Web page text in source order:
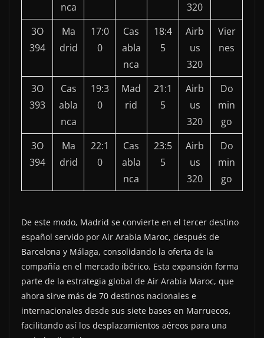
nca
320
3O
394
Ma
drid
17:0
0
Cas
abla
nca
18:4
5
Airb
us
320
Vier
nes
3O
393
Cas
abla
nca
19:3
0
Mad
rid
21:1
5
Airb
us
320
Do
min
go
3O
394
Ma
drid
22:1
0
Cas
abla
nca
23:5
5
Airb
us
320
Do
min
go
De este modo, Madrid se convierte en el tercer destino
español servido por Air Arabia Maroc, después de
Barcelona y Málaga, consolidando la oferta de la
compañía en el mercado ibérico. Esta expansión forma
parte de la estrategia global de Air Arabia Maroc, que
ahora sirve más de 70 destinos nacionales e
internacionales desde sus siete bases en Marruecos,
facilitando así los desplazamientos aéreos para una